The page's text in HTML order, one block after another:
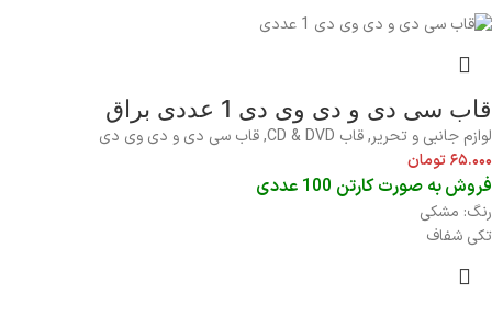
قاب سی دی و دی وی دی 1 عددی براق
لوازم جانبی و تحریر,قاب CD & DVD ,قاب سی دی و دی وی دی
۶۵.۰۰۰تومان
فروش به صورت کارتن 100 عددی
رنگ: مشکی
تکی شفاف